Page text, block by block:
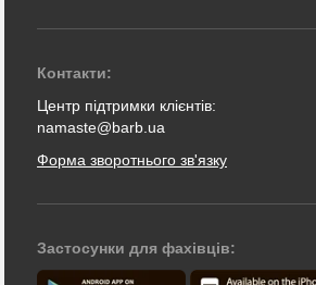
Контакти:
Центр підтримки клієнтів:
namaste@barb.ua
Форма зворотнього зв'язку
Застосунки для фахівців: